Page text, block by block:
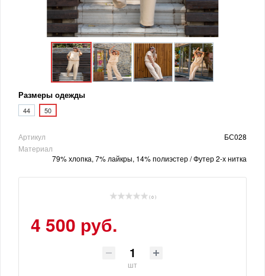
Размеры одежды
44 50
Артикул
БС028
Материал
79% хлопка, 7% лайкры, 14% полиэстер / Футер 2-х нитка
( 0 )
4 500 руб.
шт